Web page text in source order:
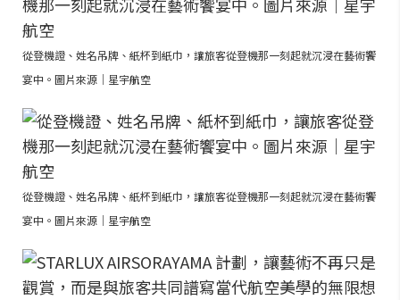
從登機證、姓名吊牌、紙杯到紙巾，讓旅客從登機那一刻起就沉浸在藝術饗
宴中。圖片來源｜星宇航空
從登機證、姓名吊牌、紙杯到紙巾，讓旅客從登機那一刻起就沉浸在藝術饗
宴中。圖片來源｜星宇航空